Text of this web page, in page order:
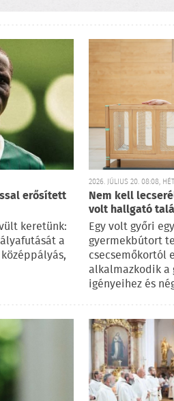
erősített
keretünk:
a
2026. JÚLIUS 20. 08:08,
Nem kell
volt hallgató
Egy volt győri
gyermekbútort
csecsemőkortól
alkalmazkodik a
igényeihez és